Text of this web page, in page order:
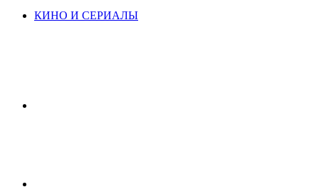
КИНО И СЕРИАЛЫ